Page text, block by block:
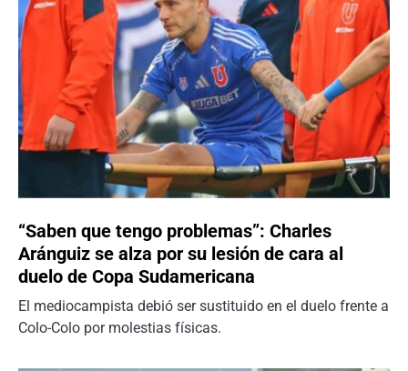
“Saben que tengo problemas”: Charles
Aránguiz se alza por su lesión de cara al
duelo de Copa Sudamericana
El mediocampista debió ser sustituido en el duelo frente a
Colo-Colo por molestias físicas.